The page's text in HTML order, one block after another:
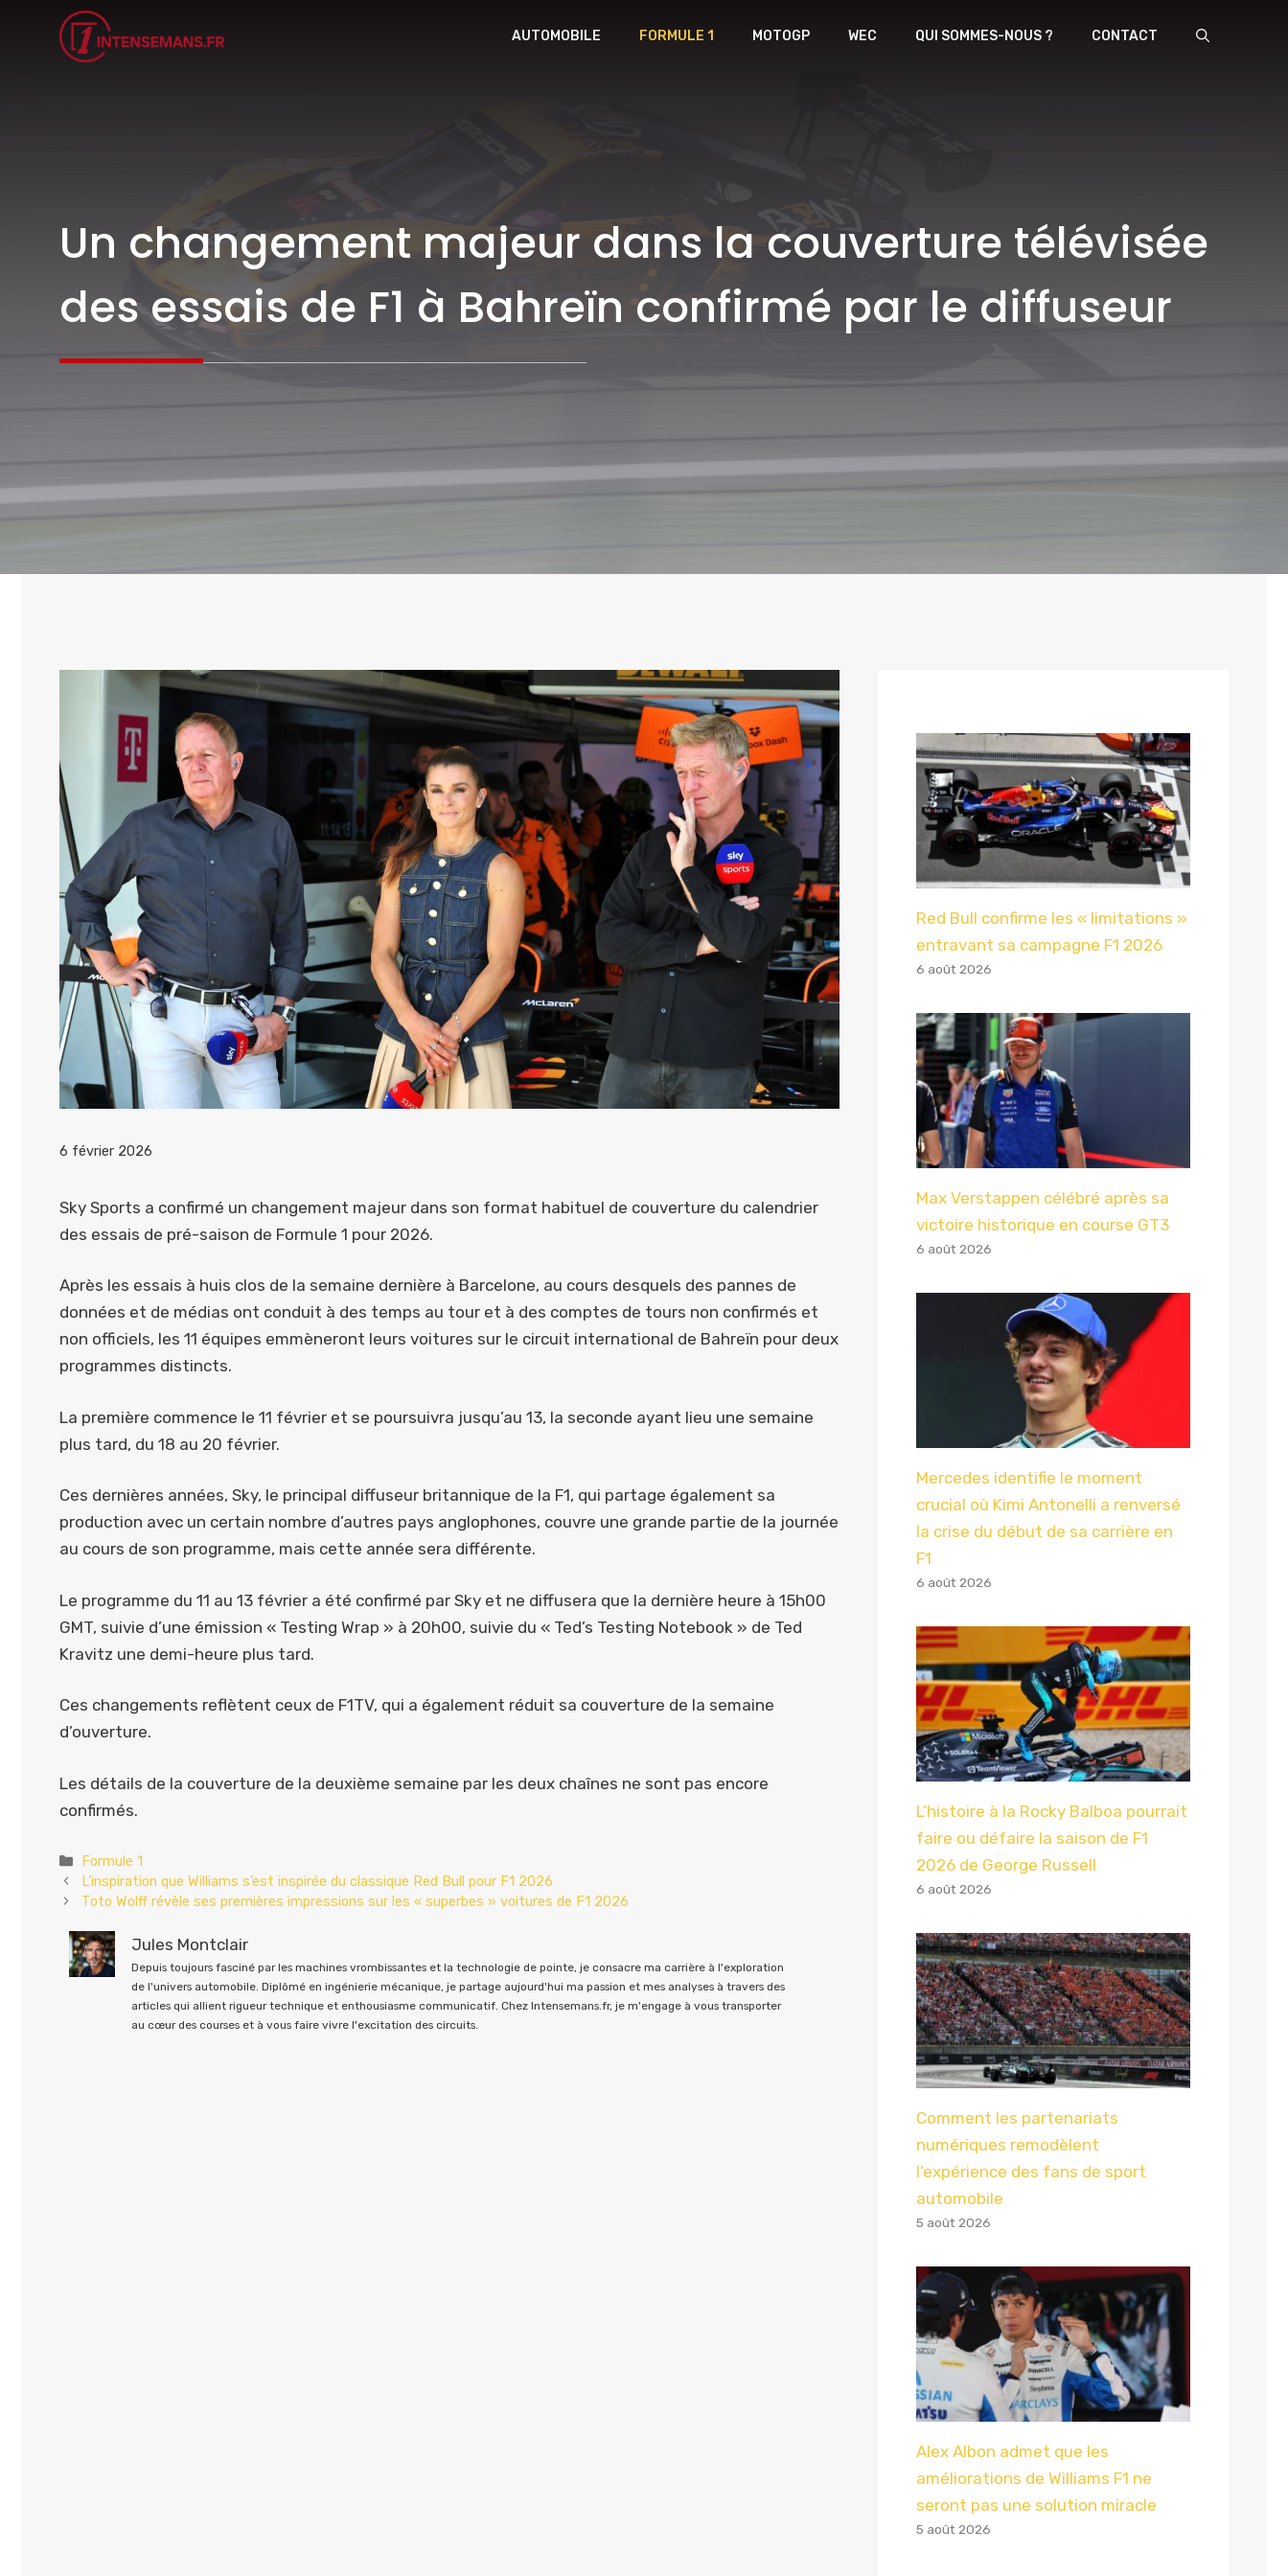
AUTOMOBILE FORMULE 1 MOTOGP WEC QUI SOMMES-NOUS ? CONTACT
Un changement majeur dans la couverture télévisée
des essais de F1 à Bahreïn confirmé par le diffuseur
6 février 2026
Sky Sports a confirmé un changement majeur dans son format habituel de couverture du calendrier
des essais de pré-saison de Formule 1 pour 2026.
Après les essais à huis clos de la semaine dernière à Barcelone, au cours desquels des pannes de
données et de médias ont conduit à des temps au tour et à des comptes de tours non confirmés et
non officiels, les 11 équipes emmèneront leurs voitures sur le circuit international de Bahreïn pour deux
programmes distincts.
La première commence le 11 février et se poursuivra jusqu’au 13, la seconde ayant lieu une semaine
plus tard, du 18 au 20 février.
Ces dernières années, Sky, le principal diffuseur britannique de la F1, qui partage également sa
production avec un certain nombre d’autres pays anglophones, couvre une grande partie de la journée
au cours de son programme, mais cette année sera différente.
Le programme du 11 au 13 février a été confirmé par Sky et ne diffusera que la dernière heure à 15h00
GMT, suivie d’une émission « Testing Wrap » à 20h00, suivie du « Ted’s Testing Notebook » de Ted
Kravitz une demi-heure plus tard.
Ces changements reflètent ceux de F1TV, qui a également réduit sa couverture de la semaine
d’ouverture.
Les détails de la couverture de la deuxième semaine par les deux chaînes ne sont pas encore
confirmés.
Catégories
Formule 1
L’inspiration que Williams s’est inspirée du classique Red Bull pour F1 2026
Toto Wolff révèle ses premières impressions sur les « superbes » voitures de F1 2026
Jules Montclair
Depuis toujours fasciné par les machines vrombissantes et la technologie de pointe, je consacre ma carrière à l'exploration
de l'univers automobile. Diplômé en ingénierie mécanique, je partage aujourd'hui ma passion et mes analyses à travers des
articles qui allient rigueur technique et enthousiasme communicatif. Chez Intensemans.fr, je m'engage à vous transporter
au cœur des courses et à vous faire vivre l'excitation des circuits.
Red Bull confirme les « limitations »
entravant sa campagne F1 2026
6 août 2026
Max Verstappen célébré après sa
victoire historique en course GT3
6 août 2026
Mercedes identifie le moment
crucial où Kimi Antonelli a renversé
la crise du début de sa carrière en
F1
6 août 2026
L’histoire à la Rocky Balboa pourrait
faire ou défaire la saison de F1
2026 de George Russell
6 août 2026
Comment les partenariats
numériques remodèlent
l’expérience des fans de sport
automobile
5 août 2026
Alex Albon admet que les
améliorations de Williams F1 ne
seront pas une solution miracle
5 août 2026